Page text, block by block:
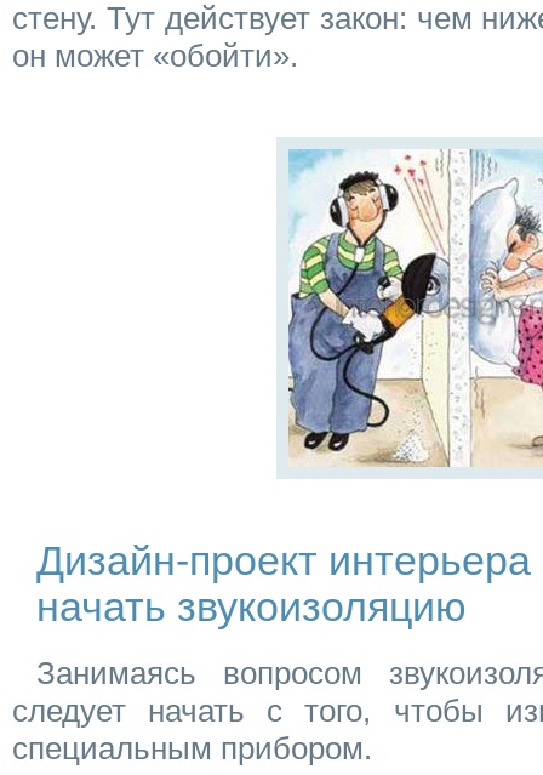
стену. Тут действует закон: чем
он может «обойти».
Дизайн-проект интерьера
начать звукоизоляцию
Занимаясь вопросом
следует начать с того, чтобы
специальным прибором.